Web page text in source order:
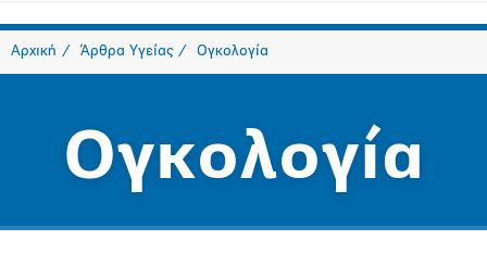
Αρχική Άρθρα Υγείας Ογκολογία
Ογκολογία